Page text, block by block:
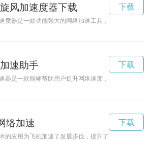
风加速度器下载
度器是一款功能强大的网络加速工具，可以帮助用户
下载
速助手
器是一款能够帮助用户提升网络速度，畅享网络生活
下载
络加速
的应用为飞机加速了发展步伐，提升了效率和性能，使
下载